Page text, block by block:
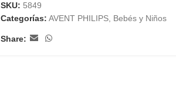
SKU: 5849
Categorías: AVENT PHILIPS, Bebés y Niños
Share: